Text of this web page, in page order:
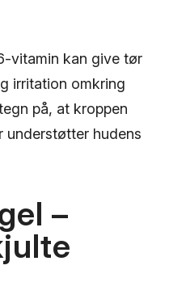
vitamin kan give tør
irritation omkring
på, at kroppen
understøtter hudens
–